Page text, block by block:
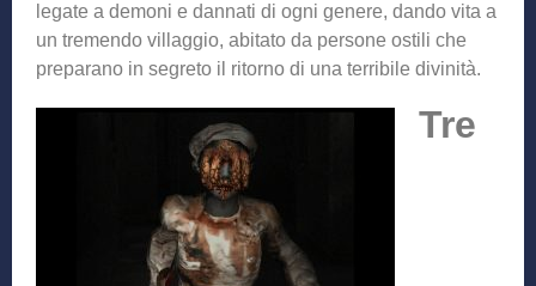
legate a demoni e dannati di ogni genere, dando vita a
un tremendo villaggio, abitato da persone ostili che
preparano in segreto il ritorno di una terribile divinità.
Tre